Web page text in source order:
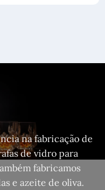
na fabricação de
de vidro para
fabricamos
e azeite de oliva.